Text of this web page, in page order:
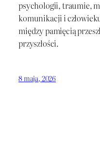
psychologii, traumie,
komunikacji i
między pamięcią
przyszłości.
8 maja, 2026